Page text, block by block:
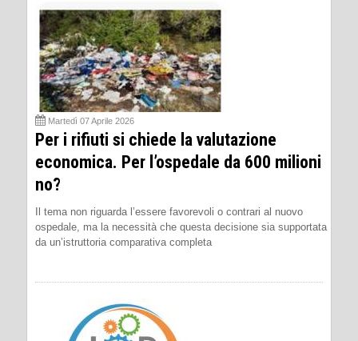
Martedì 07 Aprile 2026
Per i rifiuti si chiede la valutazione
economica. Per l’ospedale da 600 milioni
no?
Il tema non riguarda l’essere favorevoli o contrari al nuovo
ospedale, ma la necessità che questa decisione sia supportata
da un’istruttoria comparativa completa